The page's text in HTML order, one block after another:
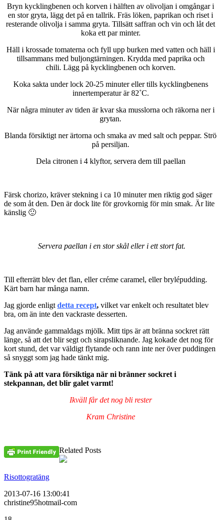
Bryn kycklingbenen och korven i hälften av olivoljan i omgångar i
en stor gryta, lägg det på en tallrik. Fräs löken, paprikan och riset i
resterande olivolja i samma gryta. Tillsätt saffran och vin och låt det
koka ett par minter.
Häll i krossade tomaterna och fyll upp burken med vatten och häll i
tillsammans med buljongtärningen. Krydda med paprika och
chili. Lägg på kycklingbenen och korven.
Koka sakta under lock 20-25 minuter eller tills kycklingbenens
innertemperatur är 82˚C.
När några minuter av tiden är kvar ska musslorna och räkorna ner i
grytan.
Blanda försiktigt ner ärtorna och smaka av med salt och peppar. Strö
på persiljan.
Dela citronen i 4 klyftor, servera dem till paellan
Färsk chorizo, kräver stekning i ca 10 minuter men riktig god säger
de som åt den. Den är dock lite för grovkornig för min smak. Är lite
känslig 🙂
Servera paellan i en stor skål eller i ett stort fat.
Till efterrätt blev det flan, eller créme caramel, eller brylépudding.
Kärt barn har många namn.
Jag gjorde enligt detta recept, vilket var enkelt och resultatet blev
bra, om än inte den vackraste desserten.
Jag använde gammaldags mjölk. Mitt tips är att bränna sockret rätt
länge, så att det blir segt och sirapsliknande. Jag kokade det nog för
kort stund, det var väldigt flytande och rann inte ner över puddingen
så snyggt som jag hade tänkt mig.
Tänk på att vara försiktiga när ni bränner sockret i
stekpannan, det blir galet varmt!
Ikväll får det nog bli rester
Kram Christine
Related Posts
Risottogratäng
2013-07-16 13:00:41
christine95hotmail-com